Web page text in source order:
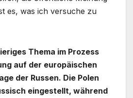
es, was ich versuche zu
Thema im Prozess
auf der europäischen
der Russen. Die Polen
eingestellt, während